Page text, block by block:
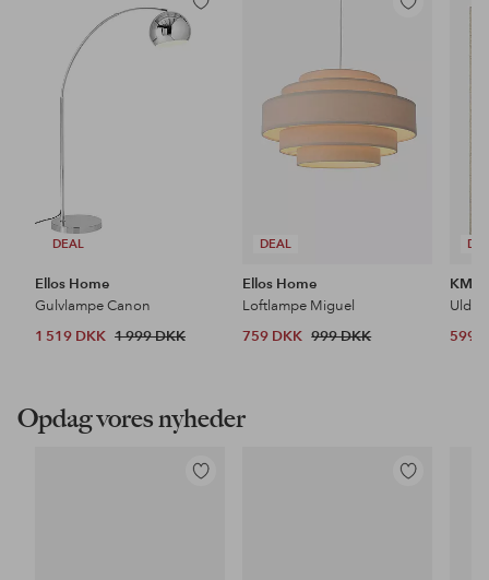
DEAL
Tilføj
til
Ellos Home
Gulvlampe Canon
1 519 DKK 1 999 DKK
DEAL
Tilføj
Ellos Home
Loftlampe Miguel
759 DKK 999 DKK
KM
599
Opdag vores nyheder
Tilføj
Tilføj